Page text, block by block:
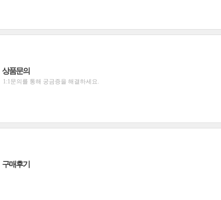
상품문의
1:1문의를 통해 궁금증을 해결하세요.
구매후기